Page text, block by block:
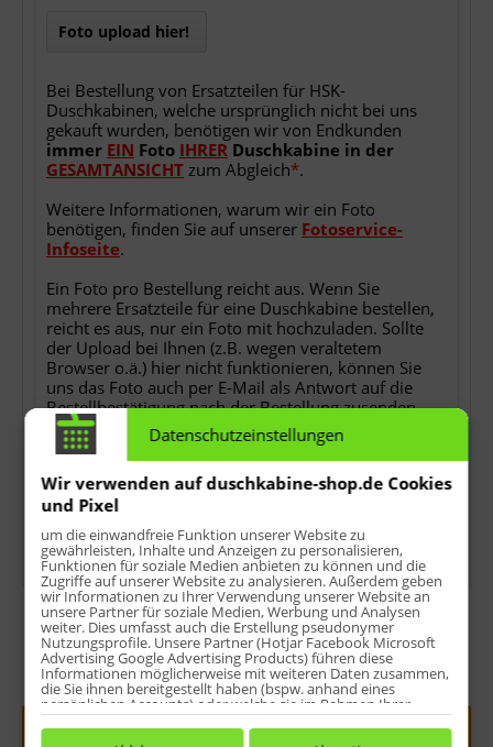
Foto upload hier!
Bei Bestellung von Ersatzteilen für HSK-
Duschkabinen, welche ursprünglich nicht bei uns
gekauft wurden, benötigen wir von Endkunden
immer EIN Foto IHRER Duschkabine in der
GESAMTANSICHT zum Abgleich*.
Weitere Informationen, warum wir ein Foto
benötigen, finden Sie auf unserer Fotoservice-
Infoseite.
Ein Foto pro Bestellung reicht aus. Wenn Sie
mehrere Ersatzteile für eine Duschkabine bestellen,
reicht es aus, nur ein Foto mit hochzuladen. Sollte
der Upload bei Ihnen (z.B. wegen veraltetem
Browser o.ä.) hier nicht funktionieren, können Sie
uns das Foto auch per E-Mail als Antwort auf die
Bestellbestätigung nach der Bestellung zusenden.
Ohne das Foto können wir Ihren Auftrag nicht
bearbeiten!
*keine Detailfotos, keine Rechnungs- oder
Lieferscheinkopien, keine Ersatzteilübersichten oder
sonstwas.
Menge:
In denWarenkorb
Datenschutzeinstellungen
Wir verwenden auf duschkabine-shop.de Cookies
und Pixel
um die einwandfreie Funktion unserer Website zu
gewährleisten, Inhalte und Anzeigen zu personalisieren,
Funktionen für soziale Medien anbieten zu können und die
Zugriffe auf unserer Website zu analysieren. Außerdem geben
wir Informationen zu Ihrer Verwendung unserer Website an
unsere Partner für soziale Medien, Werbung und Analysen
weiter. Dies umfasst auch die Erstellung pseudonymer
Nutzungsprofile. Unsere Partner (Hotjar Facebook Microsoft
Advertising Google Advertising Products) führen diese
Informationen möglicherweise mit weiteren Daten zusammen,
die Sie ihnen bereitgestellt haben (bspw. anhand eines
persönlichen Accounts) oder welche sie im Rahmen Ihrer
Nutzung der Dienste gesammelt haben (bspw. Nutzungsdaten
anderer Geräte). Ihre Einwilligung zur Nutzung von Cookies